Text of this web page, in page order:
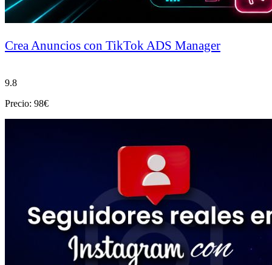
Crea Anuncios con TikTok ADS Manager
9.8
Precio: 98€